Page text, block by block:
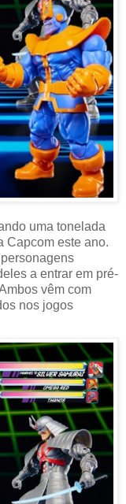
uma tonelada
Capcom este ano.
a entrar em pré-
vêm com
nos jogos